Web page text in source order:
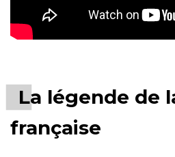
La légende de
française